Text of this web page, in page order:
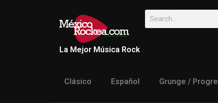
La Mejor Música Rock
Clásico Español Grunge /